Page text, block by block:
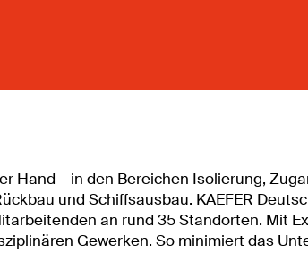
Hand – in den Bereichen Isolierung,
und Schiffsausbau. KAEFER
an rund 35 Standorten. Mit
Gewerken. So minimiert das